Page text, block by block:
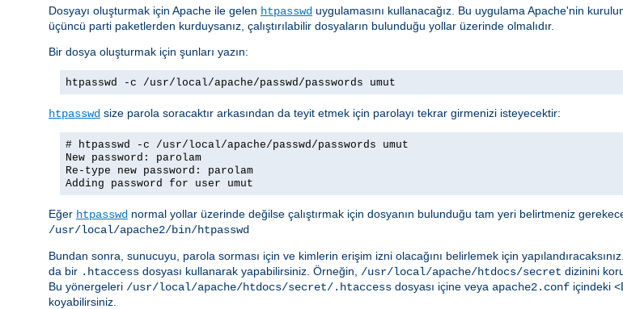
Dosyayı oluşturmak için Apache ile gelen htpasswd uygulamasını kullanacağız. Bu uygulama Apache'nin
üçüncü parti paketlerden kurduysanız, çalıştırılabilir dosyaların bulunduğu yollar üzerinde olmalıdır.
Bir dosya oluşturmak için şunları yazın:
htpasswd -c /usr/local/apache/passwd/passwords umut
htpasswd size parola soracaktır arkasından da teyit etmek için parolayı tekrar girmenizi isteyecektir:
# htpasswd -c /usr/local/apache/passwd/passwords umut
New password: parolam
Re-type new password: parolam
Adding password for user umut
Eğer htpasswd normal yollar üzerinde değilse çalıştırmak için dosyanın bulunduğu tam yeri belirtmeniz
/usr/local/apache2/bin/htpasswd
Bundan sonra, sunucuyu, parola sorması için ve kimlerin erişim izni olacağını belirlemek için
da bir .htaccess dosyası kullanarak yapabilirsiniz. Örneğin, /usr/local/apache/htdocs/secret dizinini
Bu yönergeleri /usr/local/apache/htdocs/secret/.htaccess dosyası içine veya apache2.conf içindeki
koyabilirsiniz.